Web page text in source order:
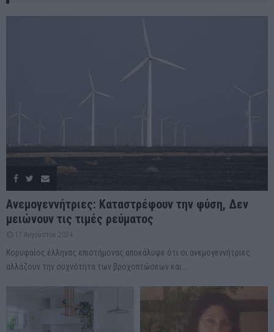
Ανεμογεννήτριες: Καταστρέφουν την φύση, Δεν
μειώνουν τις τιμές ρεύματος
17 Αυγούστου 2024
Κορυφαίος έλληνας επιστήμονας αποκάλυψε ότι οι ανεμογεννήτριες
αλλάζουν την συχνότητα των βροχοπτώσεων και...